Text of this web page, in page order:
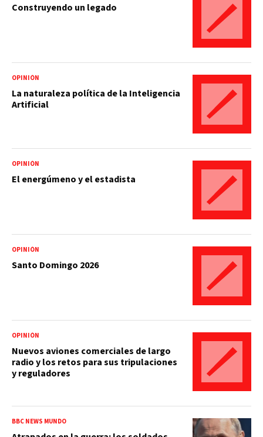
Construyendo un legado
OPINIÓN
La naturaleza política de la Inteligencia
Artificial
OPINIÓN
El energúmeno y el estadista
OPINIÓN
Santo Domingo 2026
OPINIÓN
Nuevos aviones comerciales de largo
radio y los retos para sus tripulaciones
y reguladores
BBC NEWS MUNDO